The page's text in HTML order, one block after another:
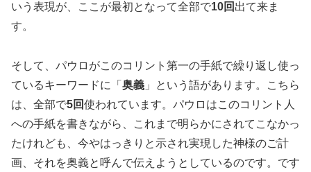
いう表現が、ここが最初となって全部で10回 出て来ま
す。
そして、パウロがこのコリント第一の手紙で繰り返し使っ
ているキーワードに「 奥義 」という語があります。こちら
は、全部で5回使われています。パウロはこのコリント人
への手紙を書きながら、これまで明らかにされてこなかっ
たけれども、今やはっきりと示され実現した神様のご計
画、それを奥義と呼んで伝えようとしているのです。です